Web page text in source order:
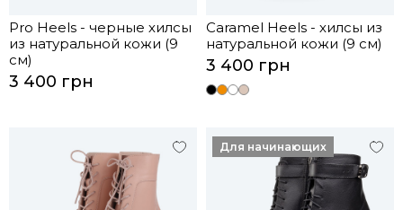
Pro Heels - черные хилсы
из натуральной кожи (9
см)
3 400 грн
Caramel Heels - хилсы из
натуральной кожи (9 см)
3 400 грн
Для начинающих